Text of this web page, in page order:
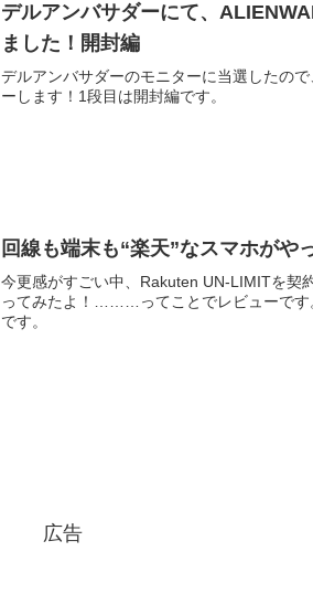
デルアンバサダーにて、
ました！開封編
デルアンバサダーのモニターに当選したの
ーします！1段目は開封編です。
回線も端末も“楽天”なスマホがや
今更感がすごい中、Rakuten UN-LIMITを契
ってみたよ！………ってことでレビューです
です。
広告